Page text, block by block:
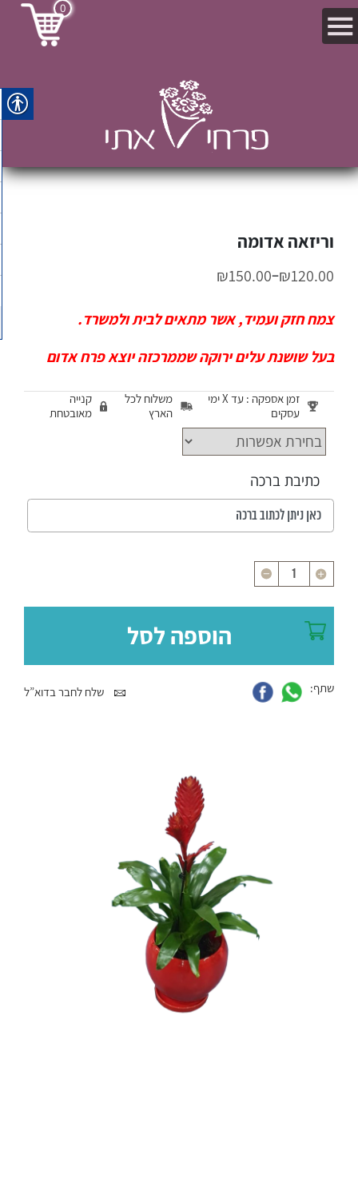
0
וריזאה אדומה
₪120.00
–
₪150.00
צמח חזק ועמיד, אשר מתאים לבית ולמשרד.
בעל שושנת עלים ירוקה שממרכזה יוצא פרח אדום
זמן אספקה : עד X ימי
עסקים
משלוח לכל
הארץ
קנייה
מאובטחת
כתיבת ברכה
כמות
הוספה לסל
שתף: שלח לחבר בדוא”ל